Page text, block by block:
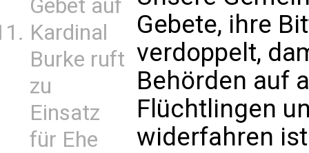
Gebet auf
Kardinal
Burke ruft
zu
Einsatz
für Ehe
Gebete, ihre
verdoppelt,
Behörden auf
Flüchtlingen
widerfahren